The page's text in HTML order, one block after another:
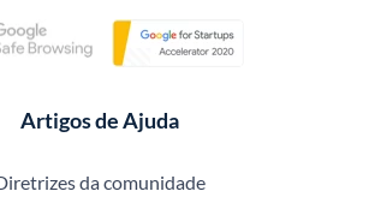
Artigos de Ajuda
da comunidade